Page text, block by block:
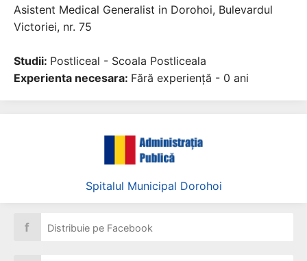
Asistent Medical Generalist in Dorohoi, Bulevardul
Victoriei, nr. 75
Studii: Postliceal - Scoala Postliceala
Experienta necesara: Fără experiență - 0 ani
Spitalul Municipal Dorohoi
f Distribuie pe Facebook